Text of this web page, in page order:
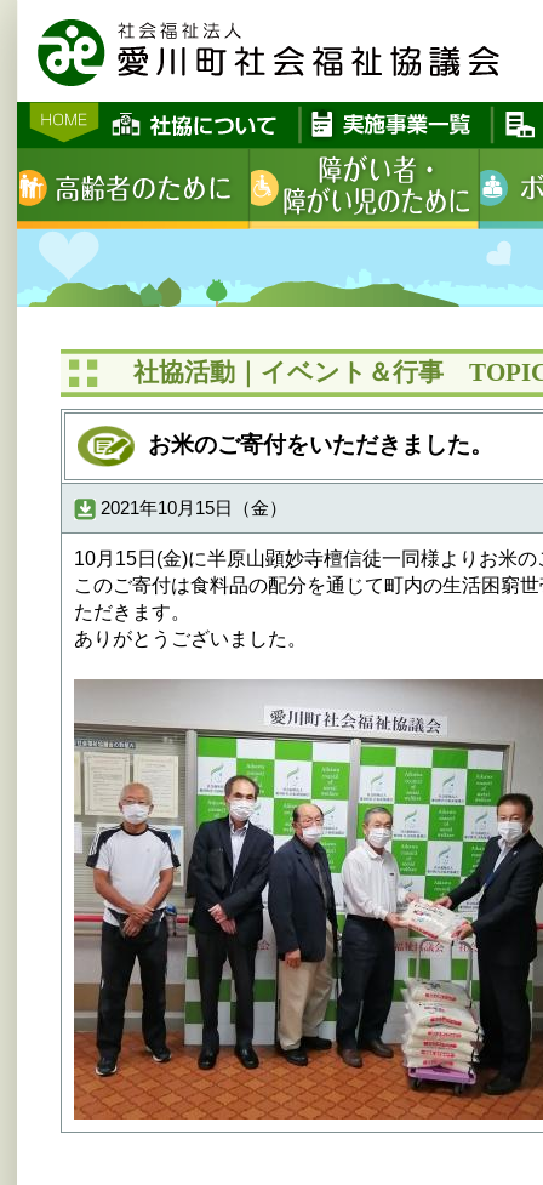
社協活動｜イベント＆行事
お米のご寄付をいただきました。
2021年10月15日（金）
10月15日(金)に半原山顕妙寺檀信徒一同様よりお米
このご寄付は食料品の配分を通じて町内の生活困窮
ただきます。
ありがとうございました。